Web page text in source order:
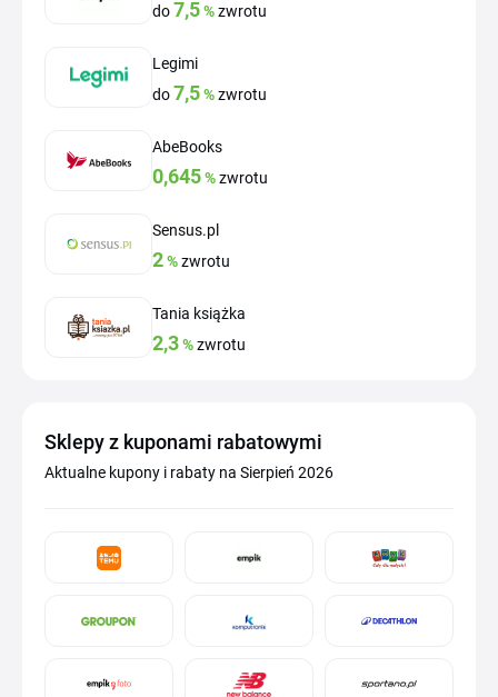
do7,5%zwrotu
Legimi
do7,5%zwrotu
AbeBooks
0,645%zwrotu
Sensus.pl
2%zwrotu
Tania książka
2,3%zwrotu
Sklepy z kuponami rabatowymi
Aktualne kupony i rabaty na Sierpień 2026